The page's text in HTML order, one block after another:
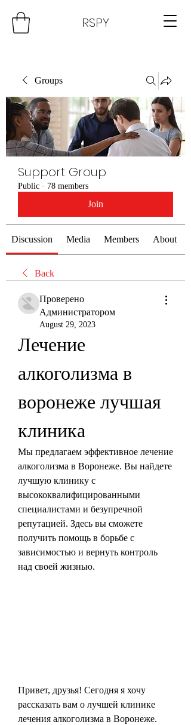
RSPY
Groups
Support Group
Public · 78 members
Join
Discussion Media Members About
Back
Проверено
Администратором
August 29, 2023
Лечение
алкоголизма в
воронеже лучшая
клиника
Мы предлагаем эффективное лечение
алкоголизма в Воронеже. Вы найдете
лучшую клинику с
высококвалифицированными
специалистами и безупречной
репутацией. Здесь вы сможете
получить помощь в борьбе с
зависимостью и вернуть контроль
над своей жизнью.
Привет, друзья! Сегодня я хочу
рассказать вам о лучшей клинике
лечения алкоголизма в Воронеже.